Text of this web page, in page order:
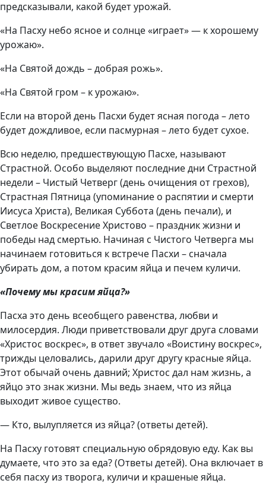
предсказывали, какой будет урожай.
«На Пасху небо ясное и солнце «играет» — к хорошему
урожаю».
«На Святой дождь – добрая рожь».
«На Святой гром – к урожаю».
Если на второй день Пасхи будет ясная погода – лето
будет дождливое, если пасмурная – лето будет сухое.
Всю неделю, предшествующую Пасхе, называют
Страстной. Особо выделяют последние дни Страстной
недели – Чистый Четверг (день очищения от грехов),
Страстная Пятница (упоминание о распятии и смерти
Иисуса Христа), Великая Суббота (день печали), и
Светлое Воскресение Христово – праздник жизни и
победы над смертью. Начиная с Чистого Четверга мы
начинаем готовиться к встрече Пасхи – сначала
убирать дом, а потом красим яйца и печем куличи.
«Почему мы красим яйца?»
Пасха это день всеобщего равенства, любви и
милосердия. Люди приветствовали друг друга словами
«Христос воскрес», в ответ звучало «Воистину воскрес»,
трижды целовались, дарили друг другу красные яйца.
Этот обычай очень давний; Христос дал нам жизнь, а
яйцо это знак жизни. Мы ведь знаем, что из яйца
выходит живое существо.
— Кто, вылупляется из яйца? (ответы детей).
На Пасху готовят специальную обрядовую еду. Как вы
думаете, что это за еда? (Ответы детей). Она включает в
себя пасху из творога, куличи и крашеные яйца.